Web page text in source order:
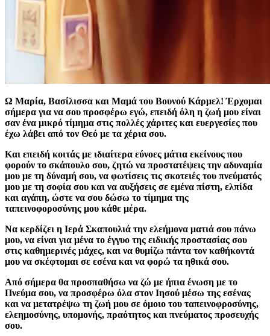
Ω Μαρία, Βασίλισσα και Μαμά του Βουνού Κάρμελ! Έρχομαι
σήμερα για να σου προσφέρω εγώ, επειδή όλη η ζωή μου είναι
σαν ένα μικρό τίμημα στις πολλές χάριτες και ευεργεσίες που
έχω λάβει από τον Θεό με τα χέρια σου.
Και επειδή κοιτάς με ιδιαίτερα εύνοες μάτια εκείνους που
φορούν το σκάπουλο σου, ζητώ να προστατέψεις την αδυναμία
μου με τη δύναμή σου, να φωτίσεις τις σκοτειές του πνεύματός
μου με τη σοφία σου και να αυξήσεις σε εμένα πίστη, ελπίδα
και αγάπη, ώστε να σου δώσω το τίμημα της
ταπεινοφοροσύνης μου κάθε μέρα.
Να κερδίζει η Ιερά Σκαπουλιά την ελεήμονα ματιά σου πάνω
μου, να είναι για μένα το έγγυο της ειδικής προστασίας σου
στις καθημερινές μάχες, και να θυμίζω πάντα τον καθήκοντά
μου να σκέφτομαι σε εσένα και να φορώ τα ηθικά σου.
Από σήμερα θα προσπαθήσω να ζώ με ήπια ένωση με το
Πνεύμα σου, να προσφέρω όλα στον Ιησού μέσω της εσένας
και να μετατρέψω τη ζωή μου σε όμοιο του ταπεινοφροσύνης,
ελεημοσύνης, υπομονής, πραότητος και πνεύματος προσευχής
σου.